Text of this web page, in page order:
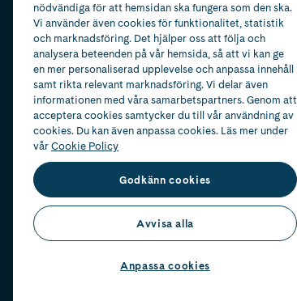
nödvändiga för att hemsidan ska fungera som den ska.
Vi använder även cookies för funktionalitet, statistik
och marknadsföring. Det hjälper oss att följa och
analysera beteenden på vår hemsida, så att vi kan ge
en mer personaliserad upplevelse och anpassa innehåll
samt rikta relevant marknadsföring. Vi delar även
informationen med våra samarbetspartners. Genom att
acceptera cookies samtycker du till vår användning av
cookies. Du kan även anpassa cookies. Läs mer under
vårCookie Policy
Godkänn cookies
Avvisa alla
Anpassa cookies